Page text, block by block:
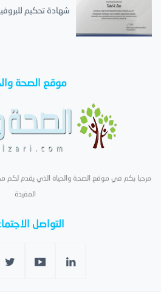
شهادة تحكيم
موقع الصحة
مرحبا بكم في موقع الصحة والحياة الذي يقدم لكم
المفيدة
التواصل